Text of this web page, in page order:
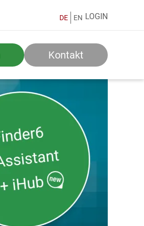
DE EN LOGIN
Kontakt